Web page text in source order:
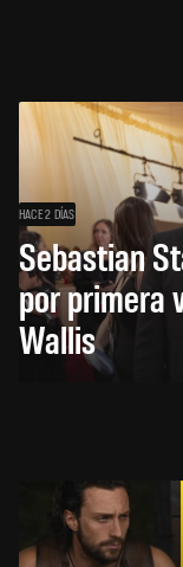
HACE 2 DÍAS
Sebastian
por primera
Wallis